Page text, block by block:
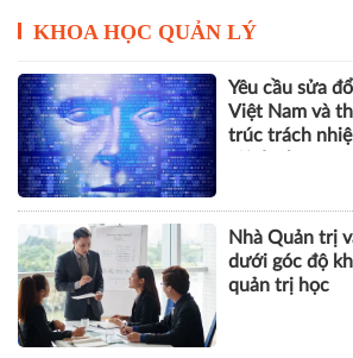
KHOA HỌC QUẢN LÝ
Yêu cầu sửa
Việt Nam và
trúc trách
Nhà Quản trị
dưới góc độ
quản trị học